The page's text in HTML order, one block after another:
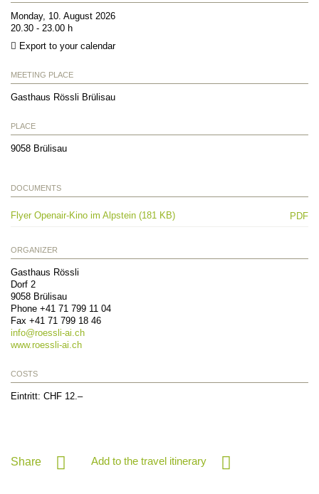
Monday, 10. August 2026
20.30 - 23.00 h
Export to your calendar
MEETING PLACE
Gasthaus Rössli Brülisau
PLACE
9058 Brülisau
DOCUMENTS
Flyer Openair-Kino im Alpstein (181 KB) PDF
ORGANIZER
Gasthaus Rössli
Dorf 2
9058 Brülisau
Phone +41 71 799 11 04
Fax +41 71 799 18 46
info@roessli-ai.ch
www.roessli-ai.ch
COSTS
Eintritt: CHF 12.–
Share Add to the travel itinerary